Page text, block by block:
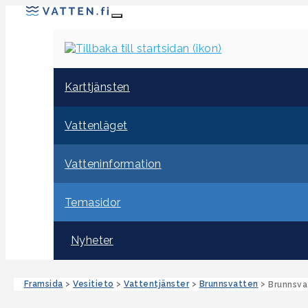
Karttjänsten
Vattenläget
Vatteninformation
Temasidor
Nyheter
Framsida > Vesitieto > Vattentjänster> Brunnsvatten >